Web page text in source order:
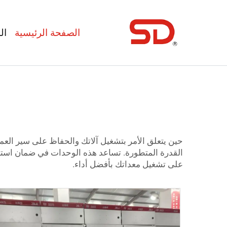
الصفحة الرئيسية
حين يتعلق الأمر بتشغيل آلاتك والحفاظ على
القدرة المتطورة. تساعد هذه الوحدات في ضمان
على تشغيل معداتك بأفضل أداء.